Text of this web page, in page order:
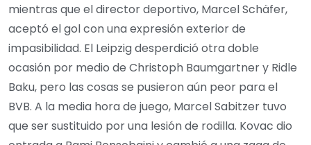
mientras que el director deportivo, Marcel Schäfer,
aceptó el gol con una expresión exterior de
impasibilidad. El Leipzig desperdició otra doble
ocasión por medio de Christoph Baumgartner y Ridle
Baku, pero las cosas se pusieron aún peor para el
BVB. A la media hora de juego, Marcel Sabitzer tuvo
que ser sustituido por una lesión de rodilla. Kovac dio